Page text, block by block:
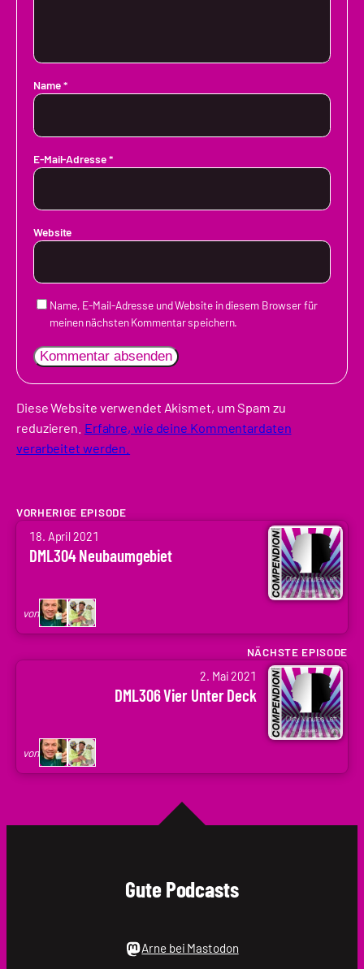
Name*
E-Mail-Adresse*
Website
Name, E-Mail-Adresse und Website in diesem Browser für
meinen nächsten Kommentar speichern.
Diese Website verwendet Akismet, um Spam zu
reduzieren. Erfahre, wie deine Kommentardaten
verarbeitet werden.
VORHERIGE EPISODE
18. April 2021
DML304 Neubaumgebiet
von
von
Arne
Codenaga,
Holger
NÄCHSTE EPISODE
2. Mai 2021
DML306 Vier Unter Deck
von
Codenaga,
Holger
Gute Podcasts
Arne bei Mastodon